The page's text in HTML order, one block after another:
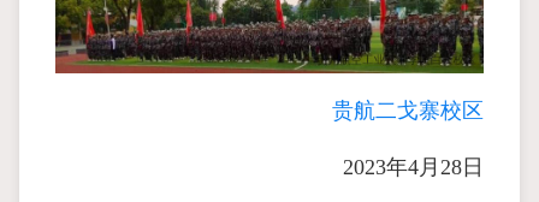
贵航二戈寨校区
2023年4月28日